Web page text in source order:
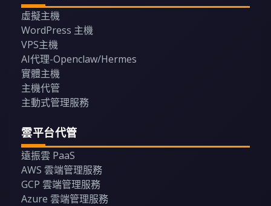
虛擬主機
WordPress 主機
VPS主機
AI代理-Openclaw/Hermes
實體主機
主機代管
主動式管理服務
雲平台代管
遠振雲 PaaS
AWS 雲端管理服務
GCP 雲端管理服務
Azure 雲端管理服務